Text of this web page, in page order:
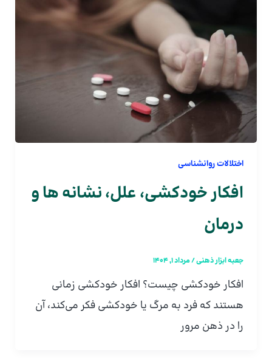
اختلالات روانشناسی
افکار خودکشی، علل، نشانه ها و
درمان
جعبه ابزار ذهنی/مرداد 1, 1404
افکار خودکشی چیست؟ افکار خودکشی زمانی
هستند که فرد به مرگ یا خودکشی فکر می‌کند، آن
را در ذهن مرور